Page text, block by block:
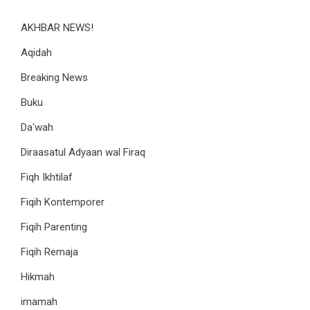
AKHBAR NEWS!
Aqidah
Breaking News
Buku
Da'wah
Diraasatul Adyaan wal Firaq
Fiqh Ikhtilaf
Fiqih Kontemporer
Fiqih Parenting
Fiqih Remaja
Hikmah
imamah